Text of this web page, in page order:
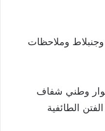
وجنبلاط وملاحظات
وطني شفاف
الطائفية